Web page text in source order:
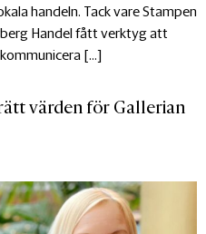
handeln. Tack vare Stampen
Handel fått verktyg att
[…]
värden för Gallerian